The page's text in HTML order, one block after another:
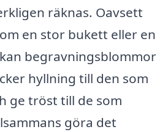
räknas. Oavsett
en stor bukett eller en
begravningsblommor
hyllning till den som
ge tröst till de som
göra det